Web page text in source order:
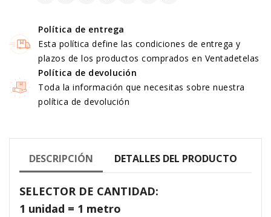
Política de entrega
Esta política define las condiciones de entrega y
plazos de los productos comprados en Ventadetelas
Política de devolución
Toda la información que necesitas sobre nuestra
política de devolución
DESCRIPCIÓN DETALLES DEL PRODUCTO
SELECTOR DE CANTIDAD:
1 unidad = 1 metro